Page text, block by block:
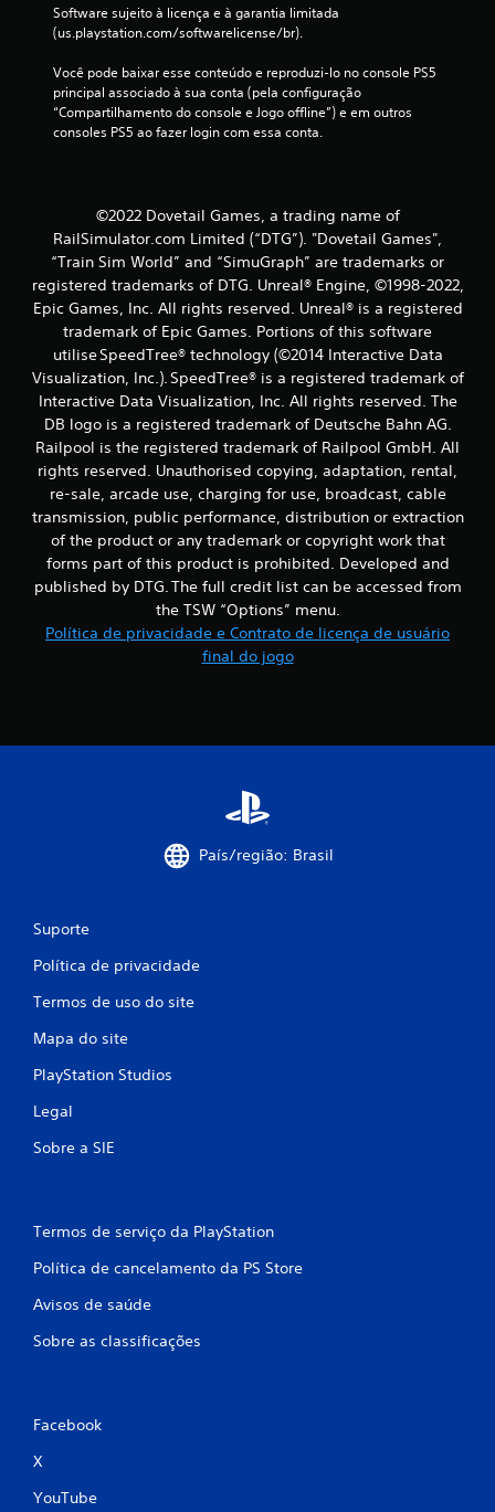
Software sujeito à licença e à garantia limitada
(us.playstation.com/softwarelicense/br).
Você pode baixar esse conteúdo e reproduzi-lo no console PS5
principal associado à sua conta (pela configuração
“Compartilhamento do console e Jogo offline”) e em outros
consoles PS5 ao fazer login com essa conta.
©2022 Dovetail Games, a trading name of
RailSimulator.com Limited (“DTG”). "Dovetail Games",
“Train Sim World” and “SimuGraph” are trademarks or
registered trademarks of DTG. Unreal® Engine, ©1998-2022,
Epic Games, Inc. All rights reserved. Unreal® is a registered
trademark of Epic Games. Portions of this software
utilise SpeedTree® technology (©2014 Interactive Data
Visualization, Inc.). SpeedTree® is a registered trademark of
Interactive Data Visualization, Inc. All rights reserved. The
DB logo is a registered trademark of Deutsche Bahn AG.
Railpool is the registered trademark of Railpool GmbH. All
rights reserved. Unauthorised copying, adaptation, rental,
re-sale, arcade use, charging for use, broadcast, cable
transmission, public performance, distribution or extraction
of the product or any trademark or copyright work that
forms part of this product is prohibited. Developed and
published by DTG. The full credit list can be accessed from
the TSW “Options” menu.
Política de privacidade e Contrato de licença de usuário
final do jogo
País/região: Brasil
Suporte
Política de privacidade
Termos de uso do site
Mapa do site
PlayStation Studios
Legal
Sobre a SIE
Termos de serviço da PlayStation
Política de cancelamento da PS Store
Avisos de saúde
Sobre as classificações
Facebook
X
YouTube